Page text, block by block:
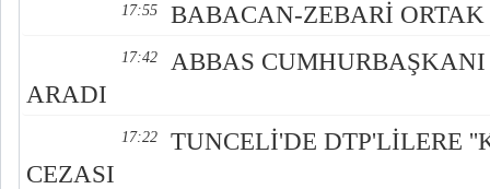
17:55 BABACAN-ZEBARİ
17:42
ABBAS
ARADI
17:22
TUNCELİ'DE DTP'LİLERE
CEZASI